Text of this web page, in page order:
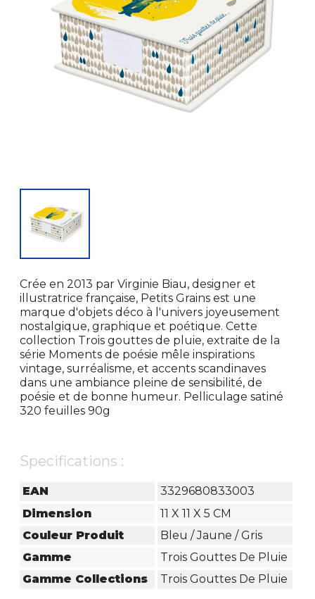
Crée en 2013 par Virginie Biau, designer et
illustratrice française, Petits Grains est une
marque d'objets déco à l'univers joyeusement
nostalgique, graphique et poétique. Cette
collection Trois gouttes de pluie, extraite de la
série Moments de poésie mêle inspirations
vintage, surréalisme, et accents scandinaves
dans une ambiance pleine de sensibilité, de
poésie et de bonne humeur. Pelliculage satiné
320 feuilles 90g
Specifications :
EAN
3329680833003
Dimension
11 X 11 X 5 CM
Couleur Produit
Bleu / Jaune / Gris
Gamme
Trois Gouttes De Pluie
Gamme Collections
Trois Gouttes De Pluie